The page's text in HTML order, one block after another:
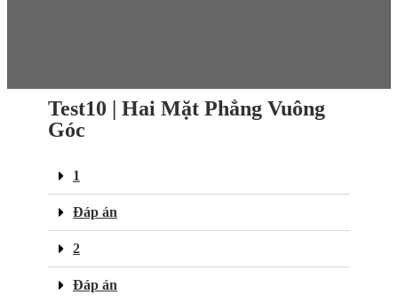
Test10 | Hai Mặt Phẳng Vuông
Góc
1
Đáp án
2
Đáp án